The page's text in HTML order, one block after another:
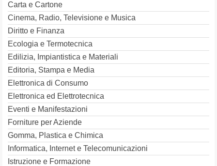
Carta e Cartone
Cinema, Radio, Televisione e Musica
Diritto e Finanza
Ecologia e Termotecnica
Edilizia, Impiantistica e Materiali
Editoria, Stampa e Media
Elettronica di Consumo
Elettronica ed Elettrotecnica
Eventi e Manifestazioni
Forniture per Aziende
Gomma, Plastica e Chimica
Informatica, Internet e Telecomunicazioni
Istruzione e Formazione